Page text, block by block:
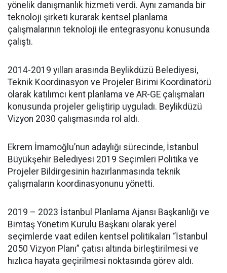
yönelik danışmanlık hizmeti verdi. Aynı zamanda bir
teknoloji şirketi kurarak kentsel planlama
çalışmalarının teknoloji ile entegrasyonu konusunda
çalıştı.
2014-2019 yılları arasında Beylikdüzü Belediyesi,
Teknik Koordinasyon ve Projeler Birimi Koordinatörü
olarak katılımcı kent planlama ve AR-GE çalışmaları
konusunda projeler geliştirip uyguladı. Beylikdüzü
Vizyon 2030 çalışmasında rol aldı.
Ekrem İmamoğlu’nun adaylığı sürecinde, İstanbul
Büyükşehir Belediyesi 2019 Seçimleri Politika ve
Projeler Bildirgesinin hazırlanmasında teknik
çalışmaların koordinasyonunu yönetti.
2019 – 2023 İstanbul Planlama Ajansı Başkanlığı ve
Bimtaş Yönetim Kurulu Başkanı olarak yerel
seçimlerde vaat edilen kentsel politikaları “İstanbul
2050 Vizyon Planı” çatısı altında birleştirilmesi ve
hızlıca hayata geçirilmesi noktasında görev aldı.